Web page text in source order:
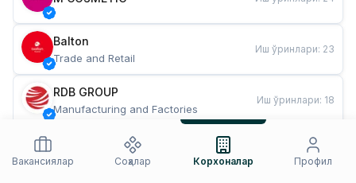
Balton
Trade and Retail
Иш ўринлари: 23
RDB GROUP
Manufacturing and Factories
Иш ўринлари: 18
Restaurants and Fast Food
Иш ўринлари
Вакансиялар
Соҳалар Корхоналар Профил